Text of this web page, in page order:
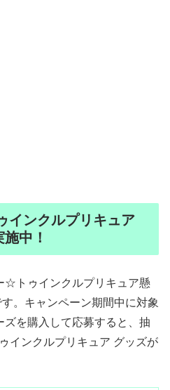
インクルプリキュア
中！
☆トゥインクルプリキュア懸
。キャンペーン期間中に対象
を購入して応募すると、抽
インクルプリキュア グッズが